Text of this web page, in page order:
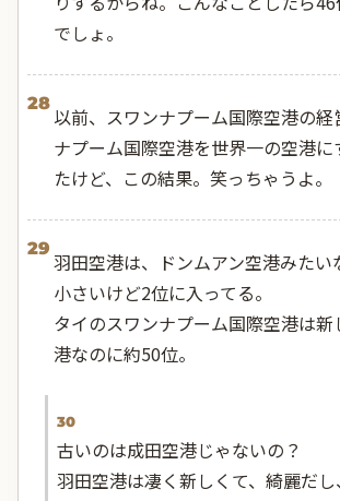
でしょ。
28
以前、スワンナプーム国際空港の
ナプーム国際空港を世界一の空港に
たけど、この結果。笑っちゃうよ。
29
羽田空港は、ドンムアン空港みたい
小さいけど2位に入ってる。
タイのスワンナプーム国際空港は
港なのに約50位。
30
古いのは成田空港じゃないの？
羽田空港は凄く新しくて、綺麗だ